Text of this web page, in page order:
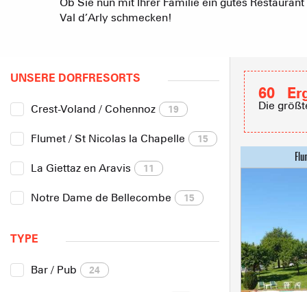
Val d’Arly schmecken!
UNSERE DORFRESORTS
Crest-Voland / Cohennoz 19
Flumet / St Nicolas la Chapelle 15
La Giettaz en Aravis 11
Notre Dame de Bellecombe 15
TYPE
Bar / Pub 24
60
Die